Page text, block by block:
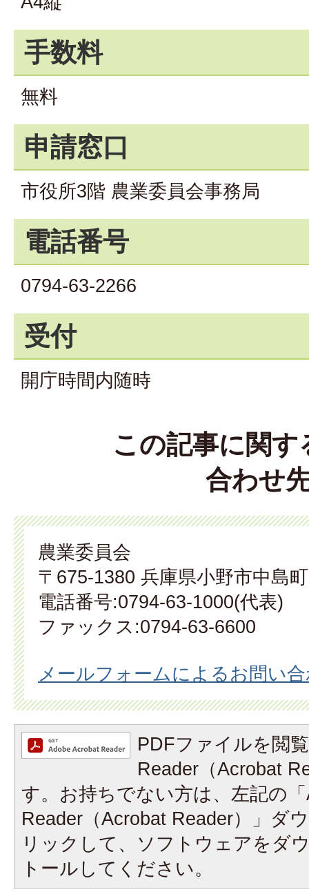
手数料
無料
申請窓口
市役所3階 農業委員会事務局
電話番号
0794-63-2266
受付
開庁時間内随時
この記事に関す
合わせ
農業委員会
〒675-1380 兵庫県小野市中島
電話番号:0794-63-1000(代表)
ファックス:0794-63-6600
メールフォームによるお問い
PDFファイルを閲
Reader（Acrobat
す。お持ちでない方は、左記の
Reader（Acrobat Reader）」ダ
リックして、ソフトウェアをダ
トールしてください。